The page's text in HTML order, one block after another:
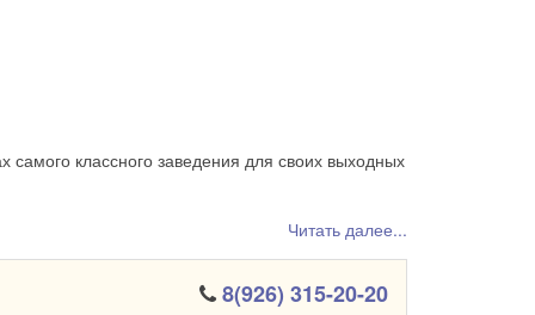
классного заведения для своих выходных
Читать далее...
8(926) 315-20-20